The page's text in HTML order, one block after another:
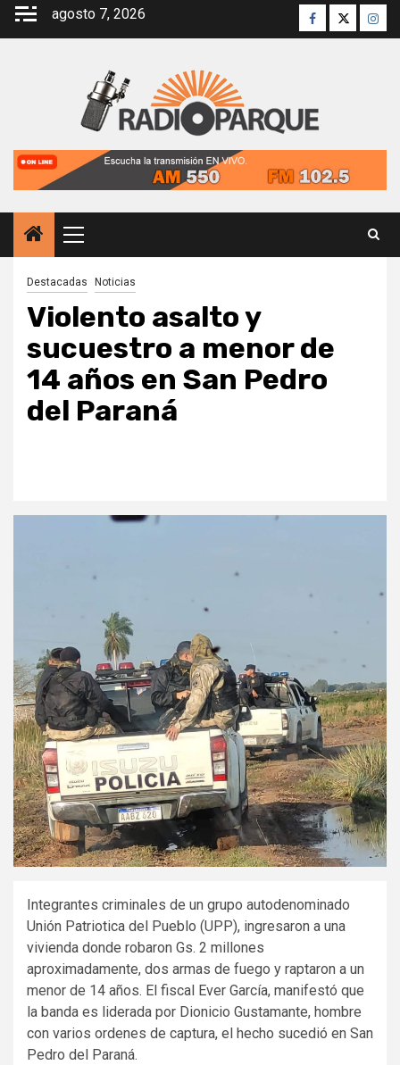
Saltar
agosto 7, 2026 Facebook
Twitter
Menú
principal
Destacadas Noticias
Violento asalto y
sucuestro a menor de
14 años en San Pedro
del Paraná
Integrantes criminales de un grupo autodenominado
Unión Patriotica del Pueblo (UPP), ingresaron a una
vivienda donde robaron Gs. 2 millones
aproximadamente, dos armas de fuego y raptaron a un
menor de 14 años. El fiscal Ever García, manifestó que
la banda es liderada por Dionicio Gustamante, hombre
con varios ordenes de captura, el hecho sucedió en San
Pedro del Paraná.